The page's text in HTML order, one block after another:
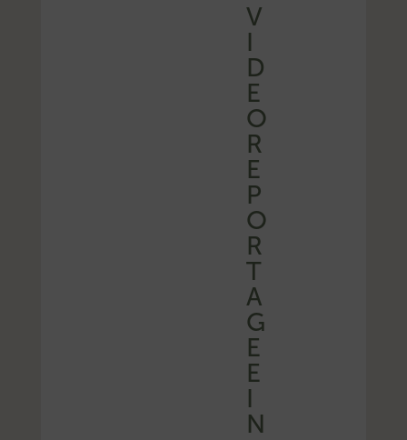
V
I
D
E
O
R
E
P
O
R
T
A
G
E
E
I
N